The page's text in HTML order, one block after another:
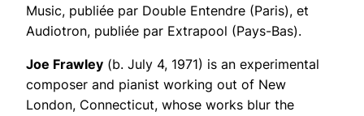
Music, publiée par Double Entendre (Paris), et
Audiotron, publiée par Extrapool (Pays-Bas).
Joe Frawley (b. July 4, 1971) is an experimental
composer and pianist working out of New
London, Connecticut, whose works blur the